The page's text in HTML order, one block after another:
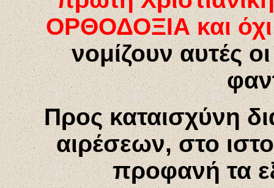
ΟΡΘΟΔΟΞΙΑ και
νομίζουν αυτές
Προς καταισχύνη
αιρέσεων, στο
προφανή τα